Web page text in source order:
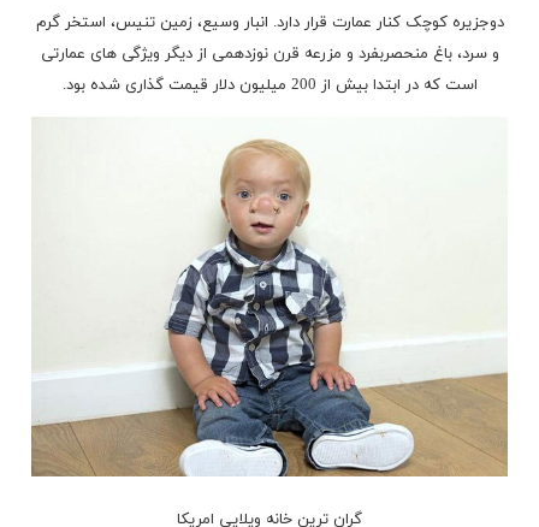
دوجزیره کوچک کنار عمارت قرار دارد. انبار وسیع، زمین تنیس، استخر گرم
و سرد، باغ منحصربفرد و مزرعه قرن نوزدهمی از دیگر ویژگی های عمارتی
است که در ابتدا بیش از 200 میلیون دلار قیمت گذاری شده بود.
گران ترین خانه ویلایی امریکا